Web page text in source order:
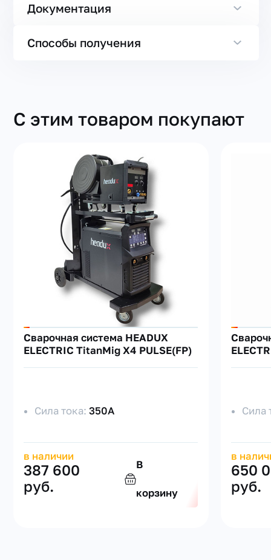
Документация
Способы получения
С этим товаром покупают
Cварочная система HEADUX
ELECTRIC TitanMig X4 PULSE(FP)
Сила тока:350А
в наличии
387 600
руб.
В
корзину
Сила
в
650
руб.